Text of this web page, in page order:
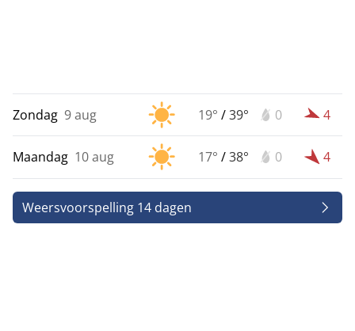
Zondag 9 aug 19° /39° 0 4
Maandag 10 aug 17° /38° 0 4
Weersvoorspelling 14 dagen